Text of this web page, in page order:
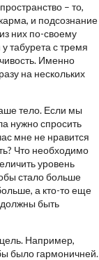
– то,
и подсознание
них по-своему
табурета с тремя
Именно
на нескольких
тело. Если мы
нужно спросить
мне не нравится
Что необходимо
уровень
стало больше
а кто-то еще
быть
Например,
было гармоничней.